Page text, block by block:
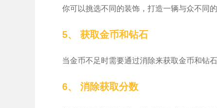
你可以挑选不同的装饰，打造一辆与众不同的
5、 获取金币和钻石
当金币不足时需要通过消除来获取金币和钻
6、 消除获取分数